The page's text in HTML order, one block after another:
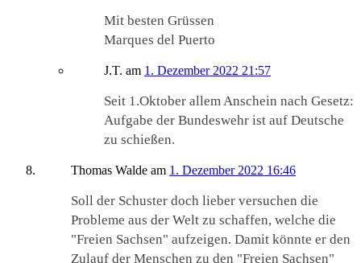
Mit besten Grüssen
Marques del Puerto
J.T. am 1. Dezember 2022 21:57
Seit 1.Oktober allem Anschein nach Gesetz:
Aufgabe der Bundeswehr ist auf Deutsche
zu schießen.
Thomas Walde am 1. Dezember 2022 16:46
Soll der Schuster doch lieber versuchen die
Probleme aus der Welt zu schaffen, welche die
"Freien Sachsen" aufzeigen. Damit könnte er den
Zulauf der Menschen zu den "Freien Sachsen"